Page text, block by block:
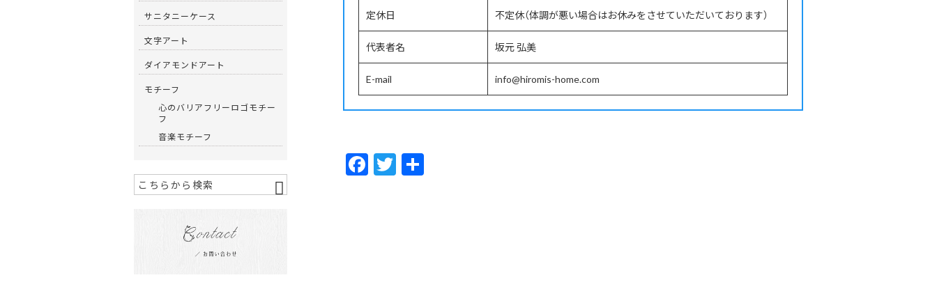
定休日 不定休（体調が悪い場合はお休みをさせていただいております）
代表者名 坂元 弘美
E-mail info@hiromis-home.com
F
ac
T
w
サニタニーケース
文字アート
ダイアモンドアート
モチーフ
心のバリアフリーロゴモチー
フ
音楽モチーフ